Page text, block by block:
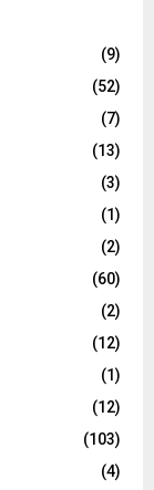
(9)
(52)
(7)
(13)
(3)
(1)
(2)
(60)
(2)
(12)
(1)
(12)
(103)
(4)